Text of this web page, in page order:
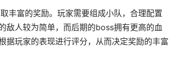
丰富的奖励。玩家需要组成小队，合理配置
敌人较为简单，而后期的boss拥有更高的血
据玩家的表现进行评分，从而决定奖励的丰富